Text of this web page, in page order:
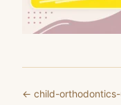
← child-